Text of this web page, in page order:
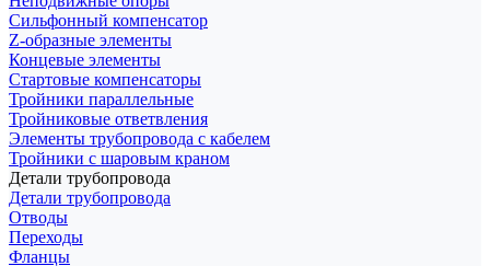
Cильфонный компенсатор
Z-образные элементы
Концевые элементы
Стартовые компенсаторы
Тройники параллельные
Тройниковые ответвления
Элементы трубопровода с кабелем
Тройники с шаровым краном
Детали трубопровода
Детали трубопровода
Отводы
Переходы
Фланцы